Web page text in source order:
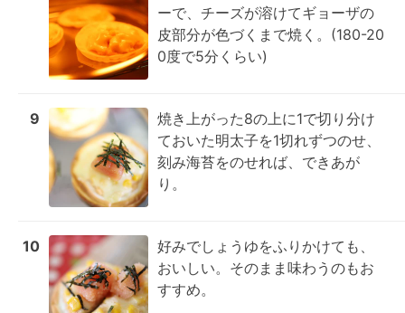
ーで、チーズが溶けてギョーザの
皮部分が色づくまで焼く。(180-20
0度で5分くらい)
9
焼き上がった8の上に1で切り分け
ておいた明太子を1切れずつのせ、
刻み海苔をのせれば、できあが
り。
10
好みでしょうゆをふりかけても、
おいしい。そのまま味わうのもお
すすめ。